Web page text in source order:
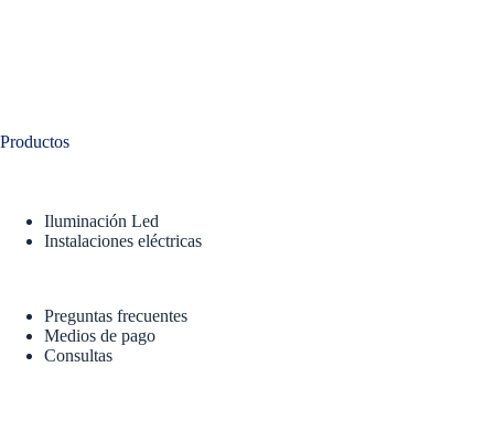
Productos
Iluminación Led
Instalaciones eléctricas
Preguntas frecuentes
Medios de pago
Consultas